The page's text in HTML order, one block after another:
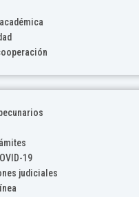
19
judiciales